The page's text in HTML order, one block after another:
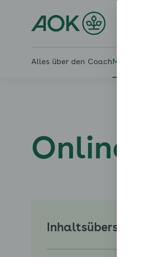
Alles über den Coach Mein
Blutdruck im Griff:
Wann ist die Therapie
Wie weit sollte der Blutdruck
Inhaltsübersicht